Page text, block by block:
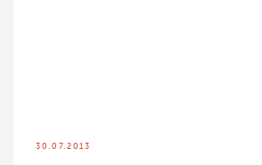
30.07.2013